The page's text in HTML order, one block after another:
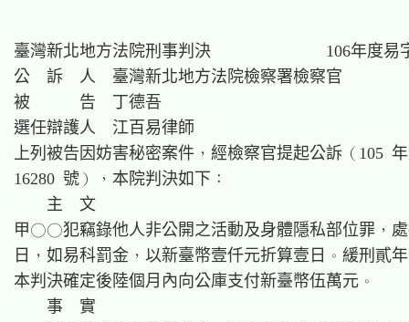
臺灣新北地方法院刑事判決　　　　　　　106年度易
公　訴　人　臺灣新北地方法院檢察署檢察官
被　　　告　丁德吾
選任辯護人　江百易律師
上列被告因妨害秘密案件，經檢察官提起公訴（105
16280 號），本院判決如下：
    主  文
甲○○犯竊錄他人非公開之活動及身體隱私部位罪，
日，如易科罰金，以新臺幣壹仟元折算壹日。緩刑貳
本判決確定後陸個月內向公庫支付新臺幣伍萬元。
    事  實